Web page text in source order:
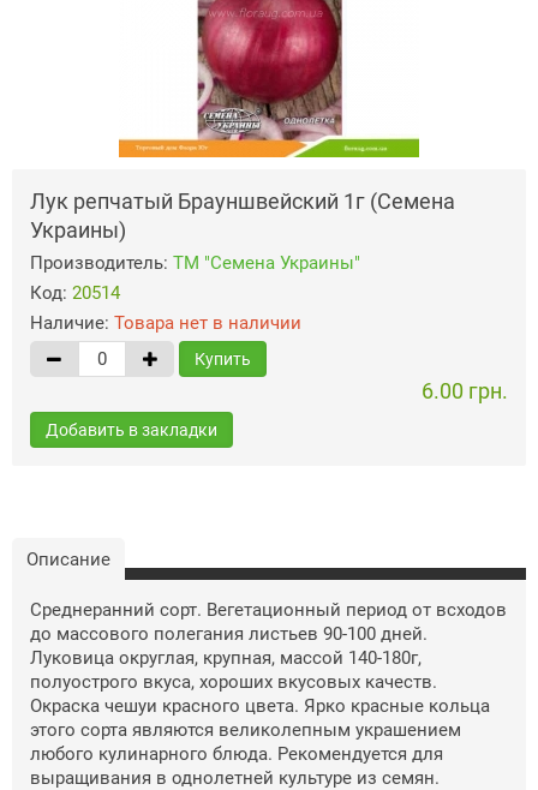
Лук репчатый Брауншвейский 1г (Семена
Украины)
Производитель: ТМ "Семена Украины"
Код: 20514
Наличие: Товара нет в наличии
Купить
6.00 грн.
Добавить в закладки
Описание
Среднеранний сорт. Вегетационный период от всходов
до массового полегания листьев 90-100 дней.
Луковица округлая, крупная, массой 140-180г,
полуострого вкуса, хороших вкусовых качеств.
Окраска чешуи красного цвета. Ярко красные кольца
этого сорта являются великолепным украшением
любого кулинарного блюда. Рекомендуется для
выращивания в однолетней культуре из семян.